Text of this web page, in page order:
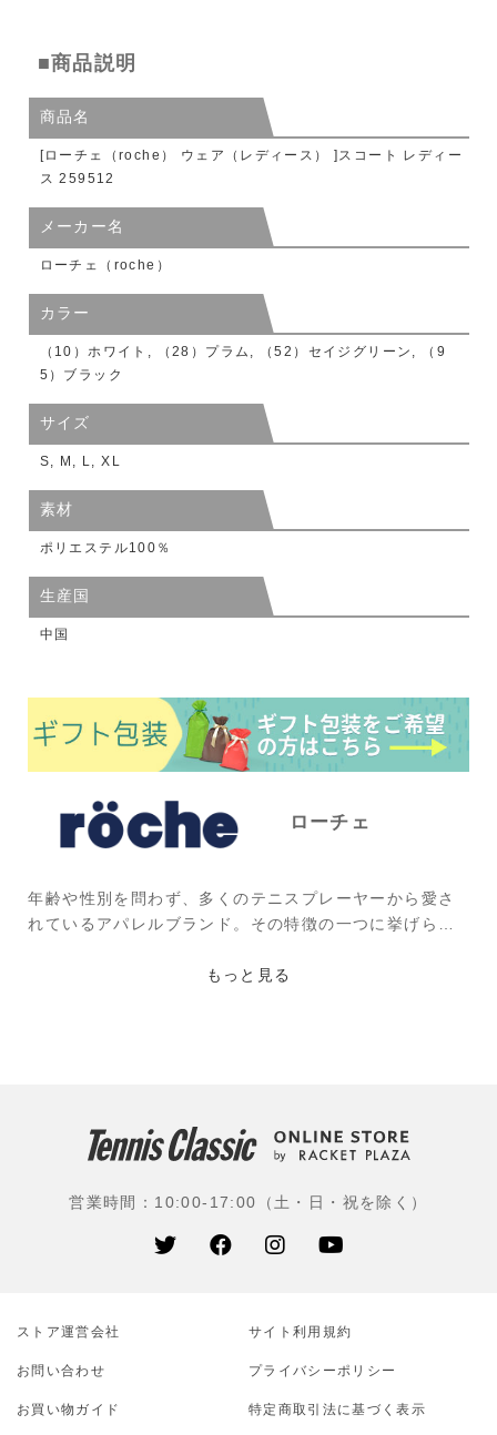
■商品説明
商品名
[ローチェ（roche） ウェア（レディース） ]スコート レディー
ス 259512
メーカー名
ローチェ（roche）
カラー
（10）ホワイト, （28）プラム, （52）セイジグリーン, （9
5）ブラック
サイズ
S, M, L, XL
素材
ポリエステル100％
生産国
中国
ローチェ
年齢や性別を問わず、多くのテニスプレーヤーから愛さ
れているアパレルブランド。その特徴の一つに挙げられ
なカラーリング。また、“ローチェ”らしいオリジナルグ
もっと見る
営業時間：10:00-17:00（土・日・祝を除く）
ストア運営会社 サイト利⽤規約
お問い合わせ プライバシーポリシー
お買い物ガイド 特定商取引法に基づく表示